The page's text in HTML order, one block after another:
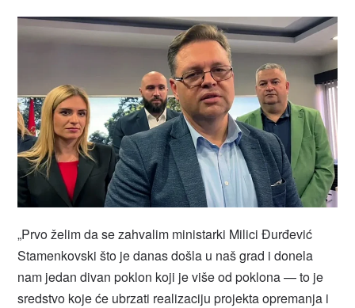
„Prvo želim da se zahvalim ministarki Milici Đurđević
Stamenkovski što je danas došla u naš grad i donela
nam jedan divan poklon koji je više od poklona — to je
sredstvo koje će ubrzati realizaciju projekta opremanja i